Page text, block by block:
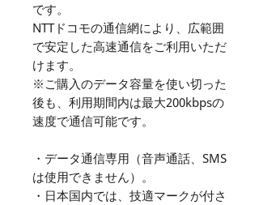
です。
NTTドコモの通信網により、広範囲
で安定した高速通信をご利用いただ
けます。
※ご購入のデータ容量を使い切った
後も、利用期間内は最大200kbpsの
速度で通信可能です。
・データ通信専用（音声通話、SMS
は使用できません）。
・日本国内では、技適マークが付さ